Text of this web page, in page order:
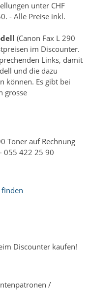
unter CHF
- Alle Preise inkl.
(Canon Fax L 290
im Discounter.
Links, damit
und die dazu
können. Es gibt bei
grosse
Toner auf Rechnung
055 422 25 90
Discounter kaufen!
/